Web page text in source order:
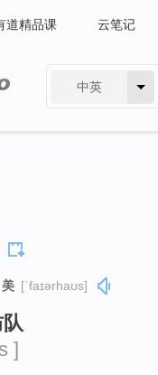
道精品课 云笔记
中英
美 [ˈfaɪərhaʊs]
]